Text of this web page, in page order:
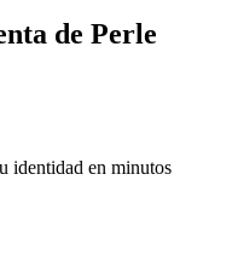
de Perle
identidad en minutos